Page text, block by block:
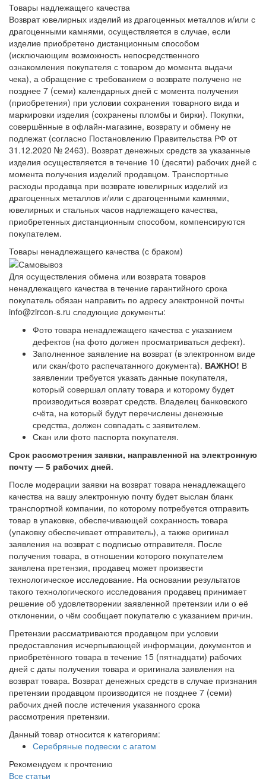
Товары надлежащего качества
Возврат ювелирных изделий из драгоценных металлов и/или с
драгоценными камнями, осуществляется в случае, если
изделие приобретено дистанционным способом
(исключающим возможность непосредственного
ознакомления покупателя с товаром до момента выдачи
чека), а обращение с требованием о возврате получено не
позднее 7 (семи) календарных дней с момента получения
(приобретения) при условии сохранения товарного вида и
маркировки изделия (сохранены пломбы и бирки). Покупки,
совершённые в офлайн-магазине, возврату и обмену не
подлежат (согласно Постановлению Правительства РФ от
31.12.2020 № 2463). Возврат денежных средств за указанные
изделия осуществляется в течение 10 (десяти) рабочих дней с
момента получения изделий продавцом. Транспортные
расходы продавца при возврате ювелирных изделий из
драгоценных металлов и/или с драгоценными камнями,
ювелирных и стальных часов надлежащего качества,
приобретенных дистанционным способом, компенсируются
покупателем.
Товары ненадлежащего качества (с браком)
Для осуществления обмена или возврата товаров
ненадлежащего качества в течение гарантийного срока
покупатель обязан направить по адресу электронной почты
info@zircon-s.ru следующие документы:
Фото товара ненадлежащего качества с указанием
дефектов (на фото должен просматриваться дефект).
Заполненное заявление на возврат (в электронном виде
или скан/фото распечатанного документа). ВАЖНО! В
заявлении требуется указать данные покупателя,
который совершал оплату товара и которому будет
производиться возврат средств. Владелец банковского
счёта, на который будут перечислены денежные
средства, должен совпадать с заявителем.
Скан или фото паспорта покупателя.
Срок рассмотрения заявки, направленной на электронную
почту — 5 рабочих дней.
После модерации заявки на возврат товара ненадлежащего
качества на вашу электронную почту будет выслан бланк
транспортной компании, по которому потребуется отправить
товар в упаковке, обеспечивающей сохранность товара
(упаковку обеспечивает отправитель), а также оригинал
заявления на возврат с подписью отправителя. После
получения товара, в отношении которого покупателем
заявлена претензия, продавец может произвести
технологическое исследование. На основании результатов
такого технологического исследования продавец принимает
решение об удовлетворении заявленной претензии или о её
отклонении, о чём сообщает покупателю с указанием причин.
Претензии рассматриваются продавцом при условии
предоставления исчерпывающей информации, документов и
приобретённого товара в течение 15 (пятнадцати) рабочих
дней с даты получения товара и оригинала заявления на
возврат товара. Возврат денежных средств в случае признания
претензии продавцом производится не позднее 7 (семи)
рабочих дней после истечения указанного срока
рассмотрения претензии.
Данный товар относится к категориям:
Серебряные подвески с агатом
Рекомендуем к прочтению
Все статьи